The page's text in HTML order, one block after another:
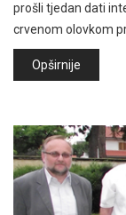
prošli tjedan dati
crvenom olovkom
Opširnije